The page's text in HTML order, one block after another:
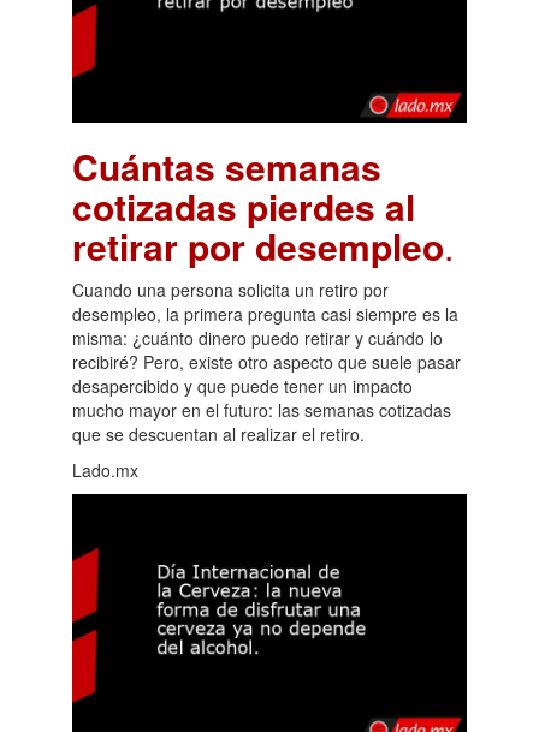
Cuántas semanas
cotizadas pierdes al
retirar por desempleo.
Cuando una persona solicita un retiro por
desempleo, la primera pregunta casi siempre es la
misma: ¿cuánto dinero puedo retirar y cuándo lo
recibiré? Pero, existe otro aspecto que suele pasar
desapercibido y que puede tener un impacto
mucho mayor en el futuro: las semanas cotizadas
que se descuentan al realizar el retiro.
Lado.mx